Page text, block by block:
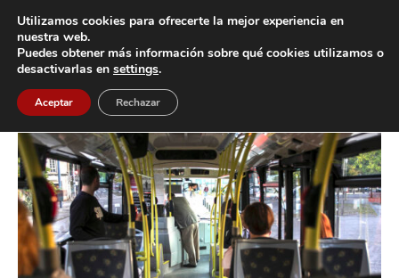
Inicio Etiquetas PSdG-PSOE
Etiqueta: PSdG-PSOE
Utilizamos cookies para ofrecerte la mejor experiencia en
nuestra web.
Puedes obtener más información sobre qué cookies utilizamos o
desactivarlas en settings.
Aceptar Rechazar